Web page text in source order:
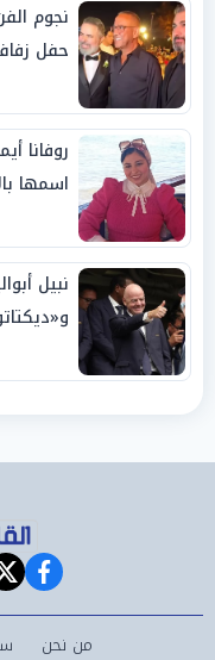
نجوم
حفل
روفانا
اسمها
نبيل
من نحن